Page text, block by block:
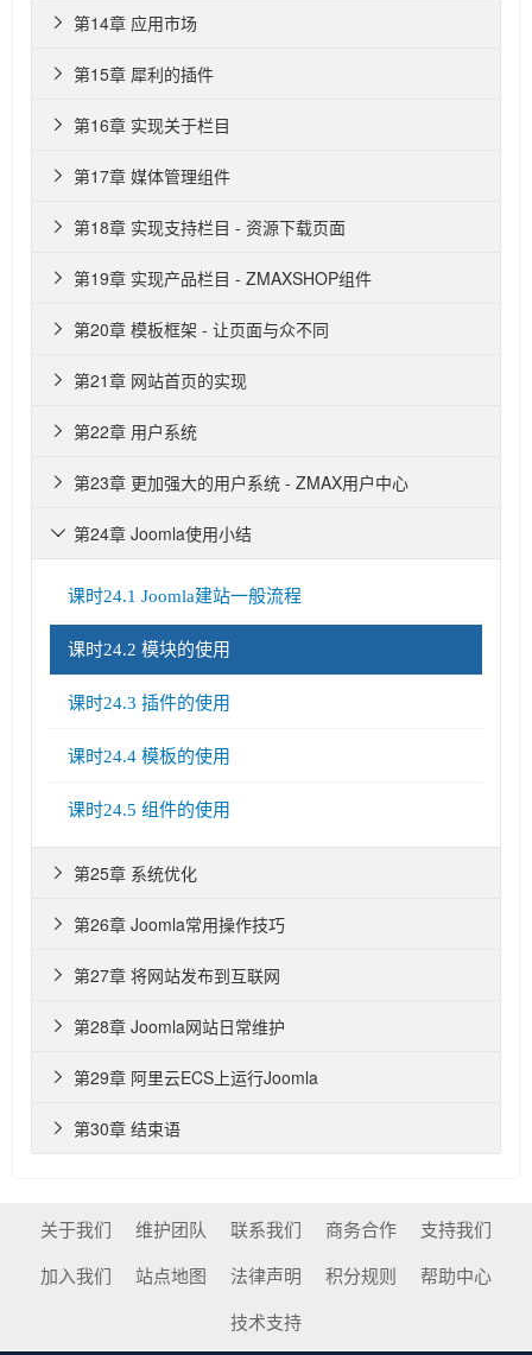
第14章 应用市场

第15章 犀利的插件

第16章 实现关于栏目

第17章 媒体管理组件

第18章 实现支持栏目 - 资源下载页面

第19章 实现产品栏目 - ZMAXSHOP组件

第20章 模板框架 - 让页面与众不同

第21章 网站首页的实现

第22章 用户系统

第23章 更加强大的用户系统 - ZMAX用户中心

第24章 Joomla使用小结

课时24.1 Joomla建站一般流程
课时24.2 模块的使用
课时24.3 插件的使用
课时24.4 模板的使用
课时24.5 组件的使用
第25章 系统优化

第26章 Joomla常用操作技巧

第27章 将网站发布到互联网

第28章 Joomla网站日常维护

第29章 阿里云ECS上运行Joomla

第30章 结束语

关于我们 维护团队 联系我们 商务合作 支持我们
加入我们 站点地图 法律声明 积分规则 帮助中心
技术支持